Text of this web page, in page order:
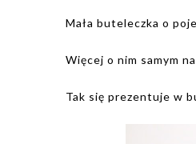
Mała buteleczka o
Więcej o nim samym
Tak się prezentuje w